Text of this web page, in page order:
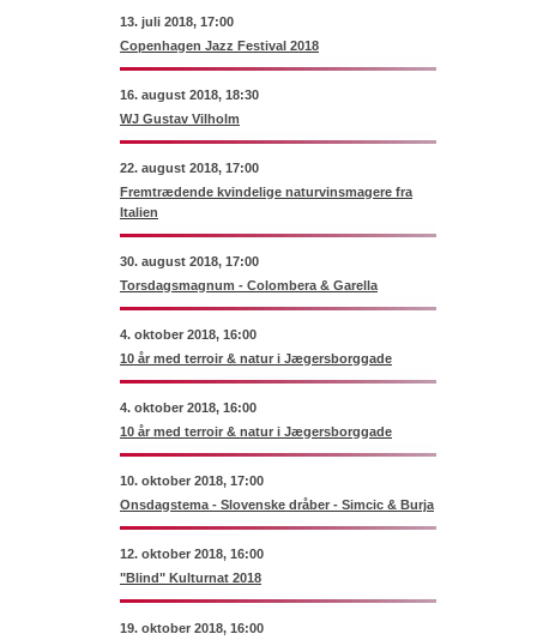
13. juli 2018, 17:00
Copenhagen Jazz Festival 2018
16. august 2018, 18:30
WJ Gustav Vilholm
22. august 2018, 17:00
Fremtrædende kvindelige naturvinsmagere fra
Italien
30. august 2018, 17:00
Torsdagsmagnum - Colombera & Garella
4. oktober 2018, 16:00
10 år med terroir & natur i Jægersborggade
4. oktober 2018, 16:00
10 år med terroir & natur i Jægersborggade
10. oktober 2018, 17:00
Onsdagstema - Slovenske dråber - Simcic & Burja
12. oktober 2018, 16:00
"Blind" Kulturnat 2018
19. oktober 2018, 16:00